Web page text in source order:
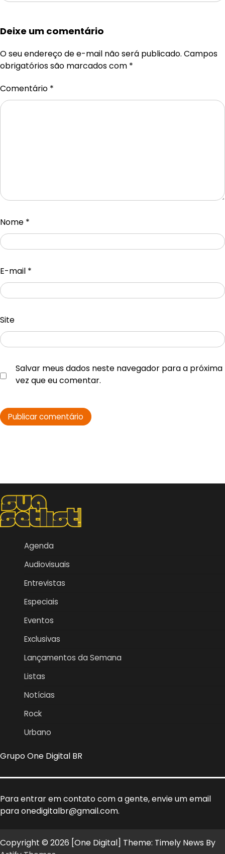
Deixe um comentário
O seu endereço de e-mail não será publicado. Campos
obrigatórios são marcados com *
Comentário *
Nome *
E-mail *
Site
Salvar meus dados neste navegador para a próxima
vez que eu comentar.
Agenda
Audiovisuais
Entrevistas
Especiais
Eventos
Exclusivas
Lançamentos da Semana
Listas
Notícias
Rock
Urbano
Grupo One Digital BR
Para entrar em contato com a gente, envie um email
para onedigitalbr@gmail.com.
Copyright © 2026 [One Digital] Theme: Timely News By